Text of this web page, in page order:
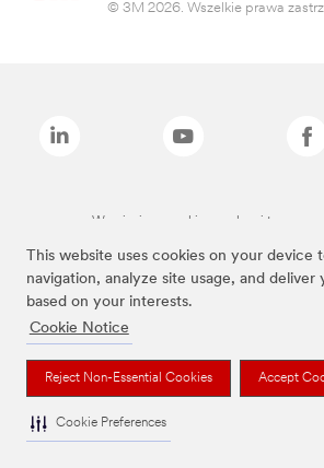
This website uses cookies on your device
navigation, analyze site usage, and deliver
based on your interests.
Cookie Notice
Reject Non-Essential Cookies Accept
Cookie Preferences
© 3M 2026. Wszelkie prawa
Wymienione marki są znakami